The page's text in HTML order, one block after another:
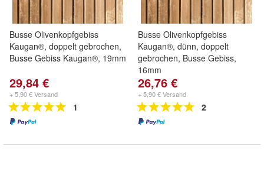
Busse Olivenkopfgebiss
Kaugan®, doppelt gebrochen,
Busse Gebiss Kaugan®, 19mm
29,84 €
+ 5,90 € Versand
1
Busse Olivenkopfgebiss
Kaugan®, dünn, doppelt
gebrochen, Busse Gebiss,
16mm
26,76 €
+ 5,90 € Versand
2